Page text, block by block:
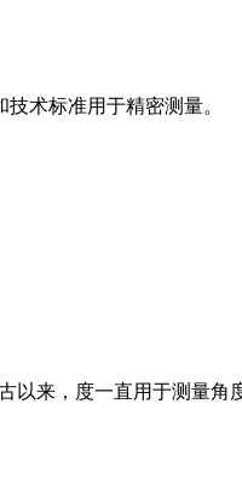
术标准用于精密测量。
以来，度一直用于测量角